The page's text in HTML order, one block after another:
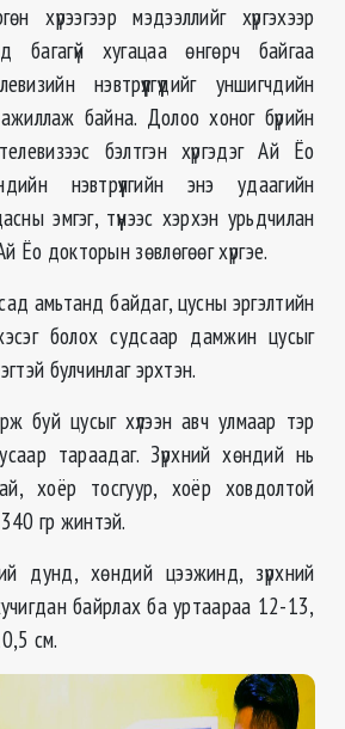
хүрээгээр мэдээллийг хүргэхээр
багагүй хугацаа өнгөрч байгаа
нэвтрүүлгүүдийг уншигчдийн
ажиллаж байна. Долоо хоног бүрийн
бэлтгэн хүргэдэг Ай Ёо
нэвтрүүлгийн энэ удаагийн
эмгэг, түүнээс хэрхэн урьдчилан
Ёо докторын зөвлөгөөг хүргэе.
амьтанд байдаг, цусны эргэлтийн
болох судсаар дамжин цусыг
булчинлаг эрхтэн.
буй цусыг хүлээн авч улмаар тэр
тараадаг. Зүрхний хөндий нь
хоёр тосгуур, хоёр ховдолтой
гр жинтэй.
дунд, хөндий цээжинд, зүрхний
байрлах ба уртаараа 12-13,
см.